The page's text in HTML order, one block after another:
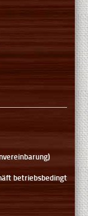
betriebsbedingt